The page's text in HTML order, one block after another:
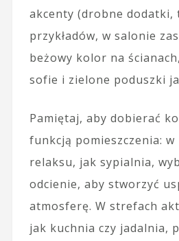
akcenty (drobne dodatki,
przykładów, w salonie
beżowy kolor na
sofie i zielone poduszki
Pamiętaj, aby dobierać
funkcją pomieszczenia: w
relaksu, jak sypialnia,
odcienie, aby stworzyć
atmosferę. W strefach
jak kuchnia czy jadalnia,